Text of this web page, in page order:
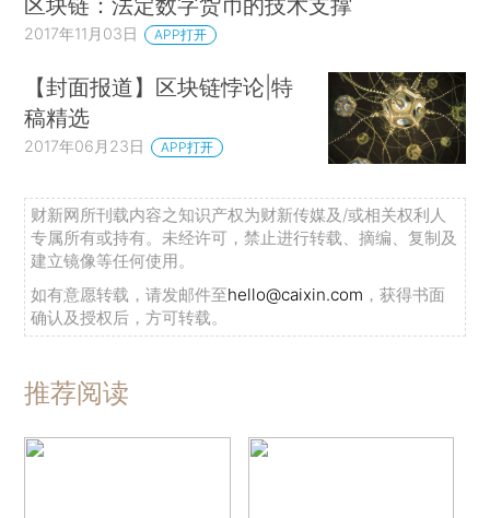
2017年11月03日 APP打开
【封面报道】区块链悖论|特
稿精选
2017年06月23日 APP打开
财新网所刊载内容之知识产权为财新传媒及/或相关权利人
专属所有或持有。未经许可，禁止进行转载、摘编、复制及
建立镜像等任何使用。
如有意愿转载，请发邮件至hello@caixin.com ，获得书面
确认及授权后，方可转载。
推荐阅读